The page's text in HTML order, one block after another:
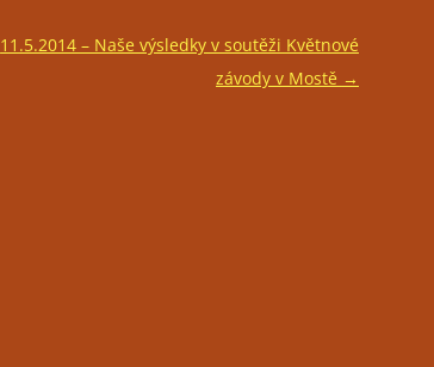
11.5.2014 – Naše výsledky v soutěži Květnové
závody v Mostě →